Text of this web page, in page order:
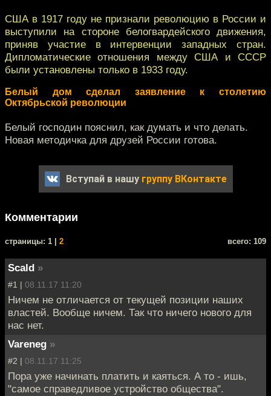
США в 1917 году не признали революцию в России и
выступили на стороне белогвардейского движения,
приняв участие в интервенции западных стран.
Дипломатические отношения между США и СССР
были установлены только в 1933 году.
Белый дом сделал заявление к столетию
Октябрьской революции
Белый господин пояснил, как думать и что делать.
Новая методичка для друзей России готова.
Вступай в нашу группу ВКонтакте
Комментарии
cтраницы: 1 | 2 всего: 109
Scald »
#1 | 08.11.17 11:20
Ничем не отличается от текущей позиции наших
властей. Вообще ничем. Так что ничего нового для
нас нет.
Vareneg »
#2 | 08.11.17 11:25
Пора уже начинать платить и каяться. А то - ишь,
"самое справедливое устройство общества".